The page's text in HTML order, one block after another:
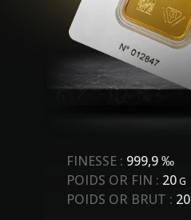
FINESSE : 999,9 ‰
POIDS OR FIN : 20G
POIDS OR BRUT : 20